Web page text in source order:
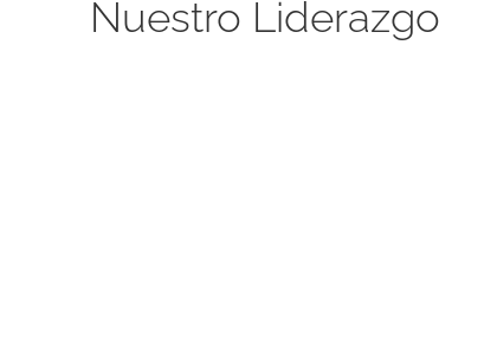
Nuestro Liderazgo